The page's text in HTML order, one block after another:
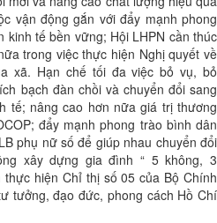
vận động gắn với đẩy mạnh phong
tế bền vững; Hội LHPN cần thúc
trong việc thực hiện Nghị quyết về
xã. Hạn chế tối đa việc bỏ vụ, bỏ
bạch đàn chồi và chuyển đổi sang
tế; nâng cao hơn nữa giá trị thương
đẩy mạnh phong trào bình dân
phụ nữ số để giúp nhau chuyển đổi
xây dựng gia đình “ 5 không, 3
hiện Chỉ thị số 05 của Bộ Chính
tưởng, đạo đức, phong cách Hồ Chí